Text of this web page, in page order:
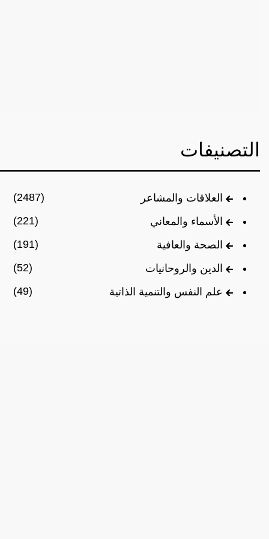
التصنيفات
العلاقات والمشاعر
(2487)
الأسماء والمعاني
(221)
الصحة والعافية
(191)
الدين والروحانيات
(52)
علم النفس والتنمية الذاتية
(49)